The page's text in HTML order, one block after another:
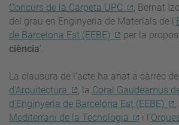
Concurs de la Carpeta UPC
, Bernat
del grau en Enginyeria de Materials de l’
de Barcelona Est (EEBE)
per la
ciència’.
La clausura de l'acte ha anat a càrrec
d'Arquitectura
, la Coral Gaudeamus
d'Enginyeria de Barcelona Est (EEBE)
Mediterrani de la Tecnologia
i l'